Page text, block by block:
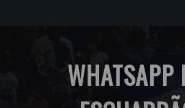
WHATSAPP